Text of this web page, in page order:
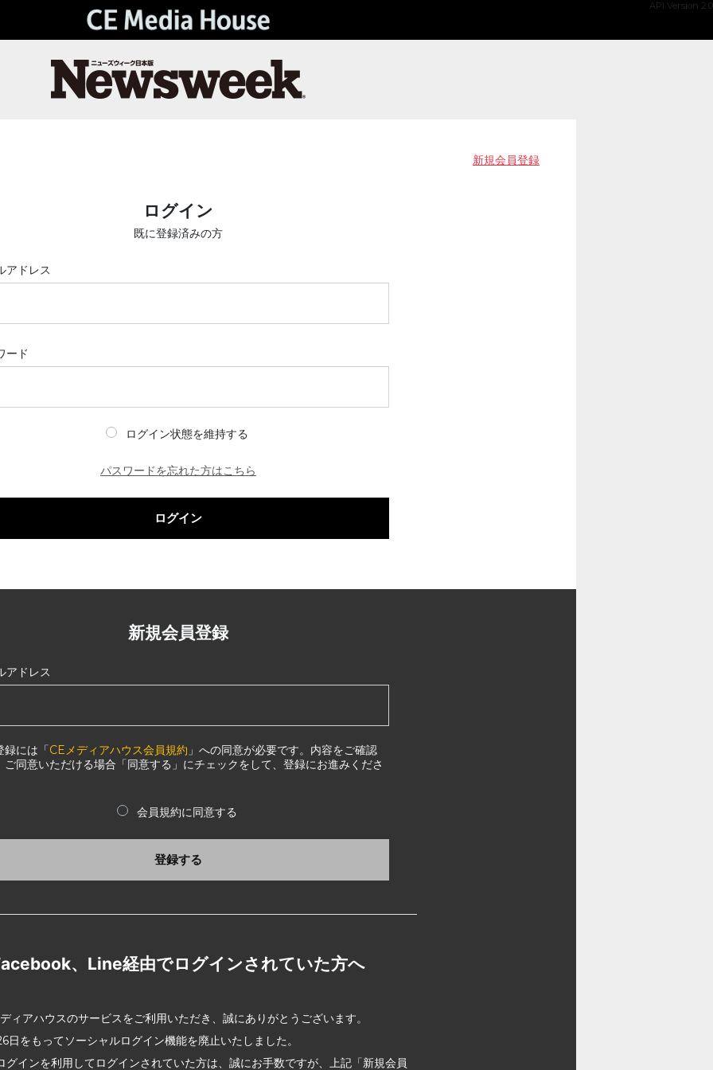
API Version 2.0
新規会員登録
ログイン
既に登録済みの方
アドレス
ード
ログイン状態を維持する
パスワードを忘れた方はこちら
ログイン
新規会員登録
アドレス
録には「CEメディアハウス会員規約 」への同意が必要です。内容をご確認
ご同意いただける場合「同意する」にチェックをして、登録にお進みくださ
会員規約に同意する
登録する
、Line経由でログインされていた方へ
ィアハウスのサービスをご利用いただき、誠にありがとうございます。
日をもってソーシャルログイン機能を廃止いたしました。
グインを利用してログインされていた方は、誠にお手数ですが、上記「新規会員